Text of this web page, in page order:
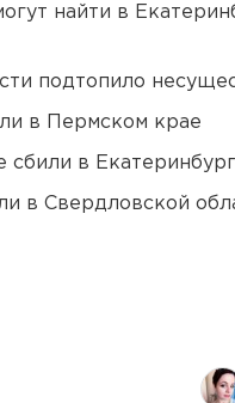
найти в
подтопило
в Пермском крае
сбили в
в Свердловской